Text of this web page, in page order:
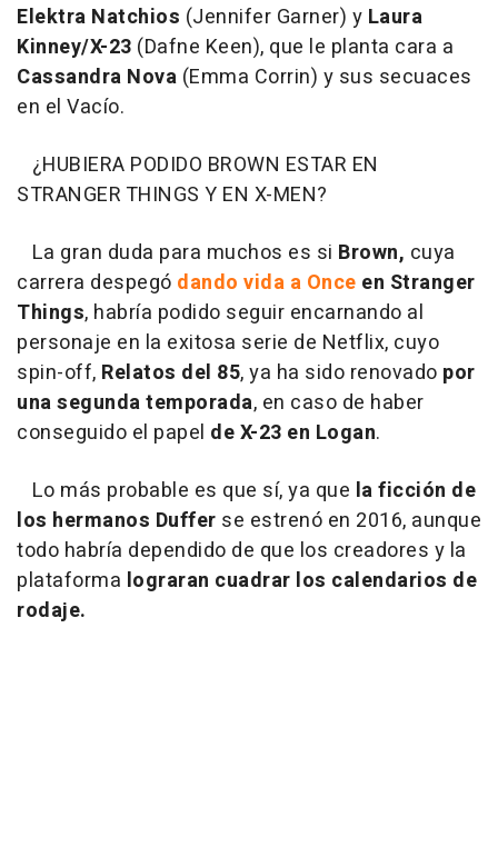
Elektra Natchios (Jennifer Garner) y Laura
Kinney/X-23 (Dafne Keen), que le planta cara a
Cassandra Nova (Emma Corrin) y sus secuaces
en el Vacío.
¿HUBIERA PODIDO BROWN ESTAR EN
STRANGER THINGS Y EN X-MEN?
La gran duda para muchos es si Brown, cuya
carrera despegó dando vida a Once en Stranger
Things, habría podido seguir encarnando al
personaje en la exitosa serie de Netflix, cuyo
spin-off, Relatos del 85, ya ha sido renovado por
una segunda temporada, en caso de haber
conseguido el papel de X-23 en Logan.
Lo más probable es que sí, ya que la ficción de
los hermanos Duffer se estrenó en 2016, aunque
todo habría dependido de que los creadores y la
plataforma lograran cuadrar los calendarios de
rodaje.